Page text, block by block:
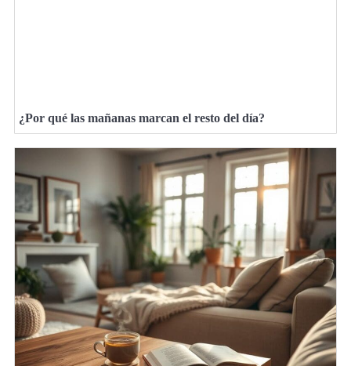
¿Por qué las mañanas marcan el resto del día?